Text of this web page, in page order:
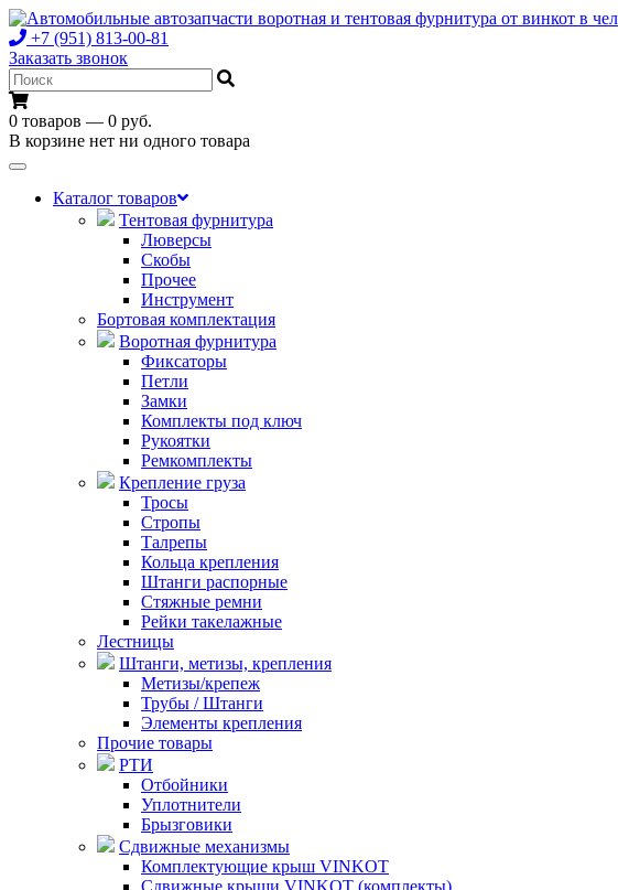
+7 (951) 813-00-81
Заказать звонок
0 товаров — 0 руб.
В корзине нет ни одного товара
Toggle
navigationКаталог товаров
Тентовая фурнитура
Люверсы
Скобы
Прочее
Инструмент
Бортовая комплектация
Воротная фурнитура
Фиксаторы
Петли
Замки
Комплекты под ключ
Рукоятки
Ремкомплекты
Крепление груза
Тросы
Стропы
Талрепы
Кольца крепления
Штанги распорные
Стяжные ремни
Рейки такелажные
Лестницы
Штанги, метизы, крепления
Метизы/крепеж
Трубы / Штанги
Элементы крепления
Прочие товары
РТИ
Отбойники
Уплотнители
Брызговики
Сдвижные механизмы
Комплектующие крыш VINKOT
Сдвижные крыши VINKOT (комплекты)